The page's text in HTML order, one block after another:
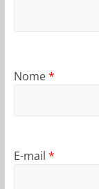
Nome*
E-mail *